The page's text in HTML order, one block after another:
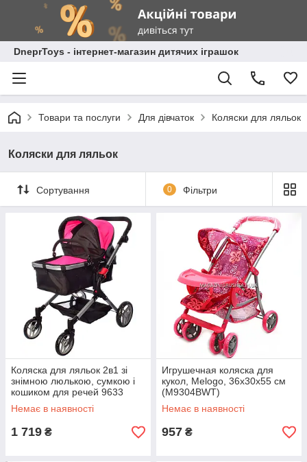
DneprToys - інтернет-магазин дитячих іграшок
Товари та послуги Для дівчаток Коляски для ляльок
Коляски для ляльок
Сортування 0 Фільтри
Коляска для ляльок 2в1 зі
знімною люлькою, сумкою і
кошиком для речей 9633
Немає в наявності
1 719 ₴
Игрушечная коляска для
кукол, Melogo, 36х30х55 см
(M9304BWT)
Немає в наявності
957 ₴